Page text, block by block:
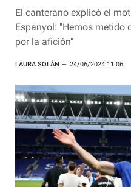
El canterano explicó el
Espanyol: "Hemos metido
por la afición"
LAURA SOLÁN 24/06/2024 11:06